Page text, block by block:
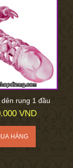
dên rung 1 đầu
VND